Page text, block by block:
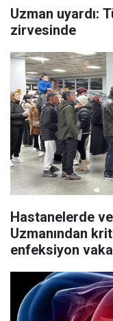
Uzman uyardı:
zirvesinde
Hastanelerde
Uzmanından
enfeksiyon